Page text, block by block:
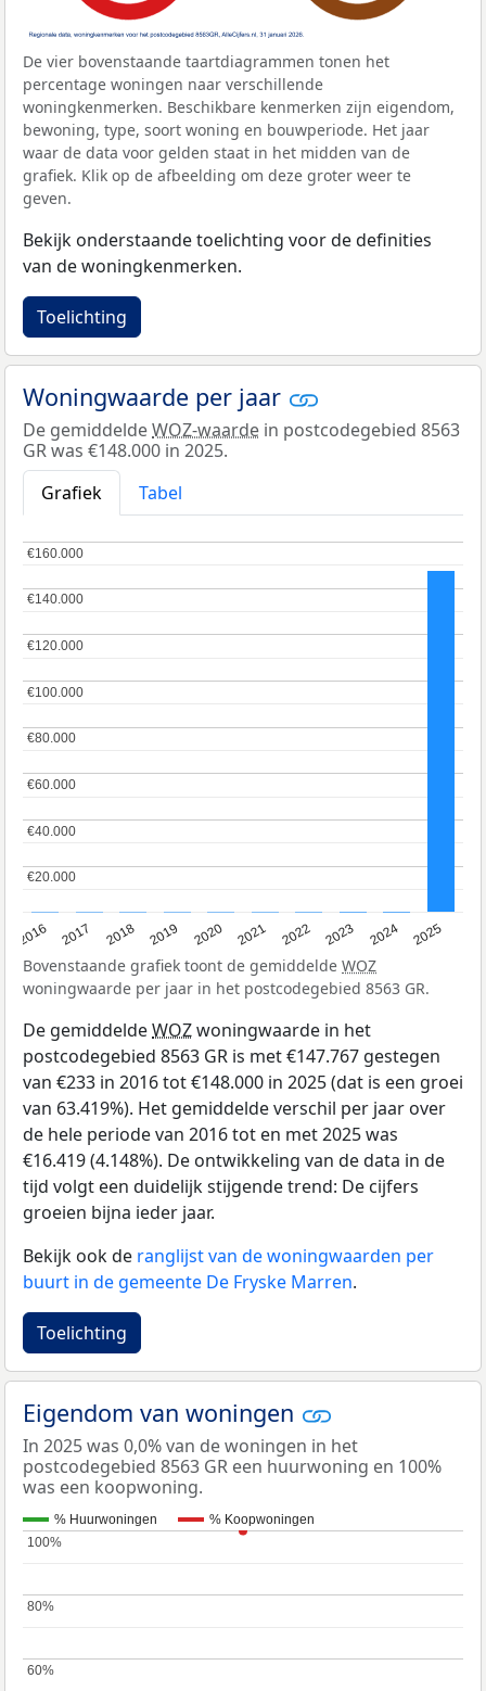
De vier bovenstaande taartdiagrammen tonen het
percentage woningen naar verschillende
woningkenmerken. Beschikbare kenmerken zijn eigendom,
bewoning, type, soort woning en bouwperiode. Het jaar
waar de data voor gelden staat in het midden van de
grafiek. Klik op de afbeelding om deze groter weer te
geven.
Bekijk onderstaande toelichting voor de definities
van de woningkenmerken.
Toelichting
Woningwaarde per jaar
De gemiddeldeWOZ-waarde in postcodegebied 8563
GR was €148.000 in 2025.
Grafiek
Tabel
2016 2017 2018 2019 2020 2021 2022 2023 2024 2025
€20.000
€20.000
€40.000
€40.000
€60.000
€60.000
€80.000
€80.000
€100.000
€100.000
€120.000
€120.000
€140.000
€140.000
€160.000
€160.000
Bovenstaande grafiek toont de gemiddelde WOZ
woningwaarde per jaar in het postcodegebied 8563 GR.
De gemiddeldeWOZwoningwaarde in het
postcodegebied 8563 GR is met €147.767 gestegen
van €233 in 2016 tot €148.000 in 2025 (dat is een groei
van 63.419%). Het gemiddelde verschil per jaar over
de hele periode van 2016 tot en met 2025 was
€16.419 (4.148%). De ontwikkeling van de data in de
tijd volgt een duidelijk stijgende trend: De cijfers
groeien bijna ieder jaar.
Bekijk ook de ranglijst van de woningwaarden per
buurt in de gemeente De Fryske Marren.
Toelichting
Eigendom van woningen
In 2025 was 0,0% van de woningen in het
postcodegebied 8563 GR een huurwoning en 100%
was een koopwoning.
% Huurwoningen % Koopwoningen
60%
60%
80%
80%
100%
100%